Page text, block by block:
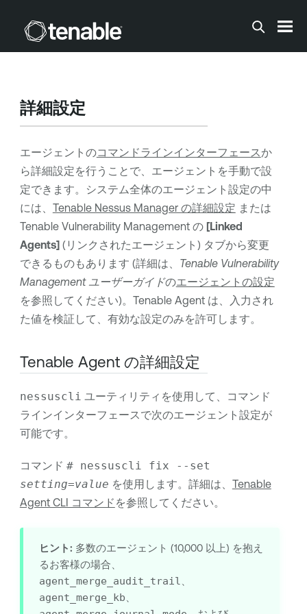
メインコンテンツに移動する
詳細設定
エージェントのコマンドラインインターフェースか
ら詳細設定を行うことで、エージェントを手動で設
定できます。システム全体のエージェント設定の中
には、 Tenable Nessus Manager の詳細設定 または
Tenable Vulnerability Managementの [Linked
Agents](リンクされたエージェント) タブから変更
できるものもあります (詳細は、 Tenable Vulnerability
Managementユーザーガイドのエージェントの設定
を参照してください)。 Tenable Agentは、入力され
た値を検証して、有効な設定のみを許可します。
Tenable Agentの詳細設定
nessuscli ユーティリティを使用して、コマンド
ラインインターフェースで次のエージェント設定が
可能です。
コマンド # nessuscli fix --set
setting=value を使用します。詳細は、 Tenable
Agent CLI コマンド を参照してください。
ヒント: 多数のエージェント (10,000 以上) を抱え
るお客様の場合、
agent_merge_audit_trail
agent_merge_kb